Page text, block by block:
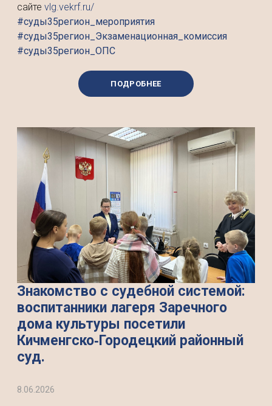
сайте vlg.vekrf.ru/
#суды35регион_мероприятия
#суды35регион_Экзаменационная_комиссия
#суды35регион_ОПС
ПОДРОБНЕЕ
Знакомство с судебной системой:
воспитанники лагеря Заречного
дома культуры посетили
Кичменгско‑Городецкий районный
суд.
8.06.2026